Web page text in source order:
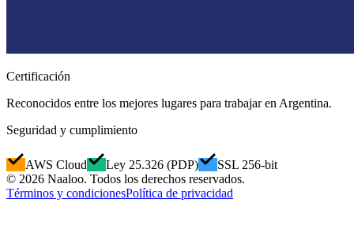
Certificación
Reconocidos entre los mejores lugares para trabajar en Argentina.
Seguridad y cumplimiento
AWS Cloud Ley 25.326 (PDP)
SSL 256-bit
© 2026 Naaloo. Todos los derechos reservados.
Términos y condicionesPolítica de privacidad